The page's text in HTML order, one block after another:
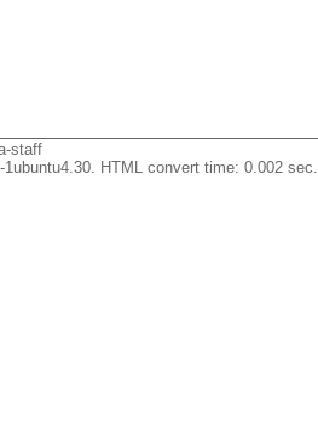
staff
HTML convert time: 0.002 sec.